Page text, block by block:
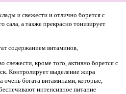
и свежести и отлично борется с
а также прекрасно тонизирует
содержанием витаминов,
свежести, кроме того, активно борется с
Контролирует выделение жира
богата витаминами, которые,
интенсивное питание